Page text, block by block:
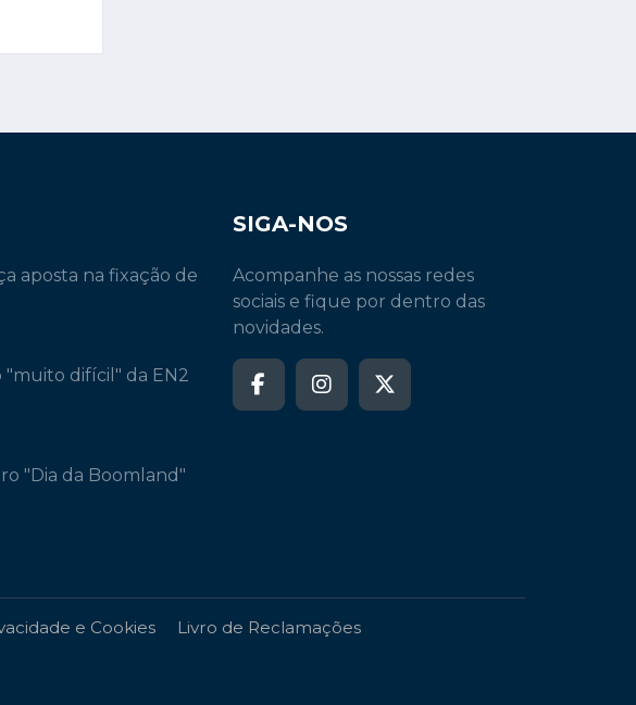
aposta na fixação de
"muito difícil" da EN2
"Dia da Boomland"
SIGA-NOS
Acompanhe as nossas redes
sociais e fique por dentro das
novidades.
e Cookies Livro de Reclamações